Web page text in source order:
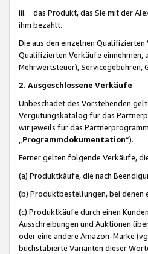
iii. das Produkt, das Sie mit der
ihm bezahlt.
Die aus den einzelnen Qualifizierten
Qualifizierten Verkäufe einnehmen,
Mehrwertsteuer), Servicegebühren,
2. Ausgeschlossene Verkäufe
Unbeschadet des Vorstehenden
Vergütungskatalog für das
wir jeweils für das
Programmdokumentation“).
Ferner gelten folgende Verkäufe,
(a) Produktkäufe, die nach
(b) Produktbestellungen, bei
(c) Produktkäufe durch einen
Ausschreibungen und Auktionen
oder eine andere Amazon-Marke
buchstabierte Varianten dieser